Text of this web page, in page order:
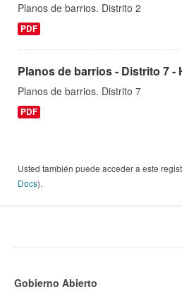
Planos de barrios. Distrito 2
PDF
Planos de barrios - Distrito 7 -
Planos de barrios. Distrito 7
PDF
Usted también puede acceder a este
Docs).
Gobierno Abierto